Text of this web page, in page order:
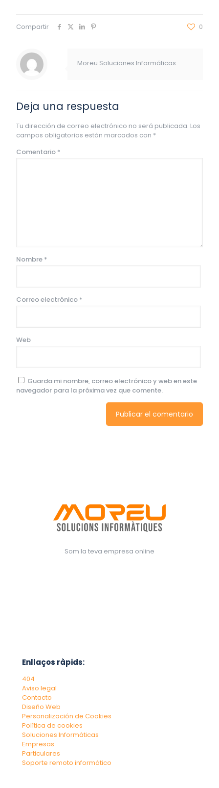
Compartir 0
Moreu Soluciones Informáticas
Deja una respuesta
Tu dirección de correo electrónico no será publicada. Los
campos obligatorios están marcados con *
Comentario *
Nombre *
Correo electrónico *
Web
Guarda mi nombre, correo electrónico y web en este
navegador para la próxima vez que comente.
Som la teva empresa online
Enllaços ràpids:
404
Aviso legal
Contacto
Diseño Web
Personalización de Cookies
Política de cookies
Soluciones Informáticas
Empresas
Particulares
Soporte remoto informático